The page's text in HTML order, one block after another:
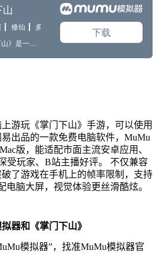
游玩《掌门下山》手游，可以使用
出品的一款免费电脑软件，MuMu
版，能适配市面主流安卓应用、
受玩家、B站主播好评。 不仅兼容
了游戏在手机上的帧率限制，支持
电脑大屏，视觉体验更丝滑酷炫。
器和《掌门下山》
模拟器”，找准MuMu模拟器官